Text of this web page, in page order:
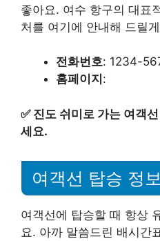
좋아요. 여수 항구의 대표
처를 여기에 안내해 드릴
전화번호: 1234-
홈페이지 :
✅ 진도 쉬미로 가는 여객
세요.
여객선 탑승 정보
여객선에 탑승할 때 항상
요. 아까 말씀드린 배시간